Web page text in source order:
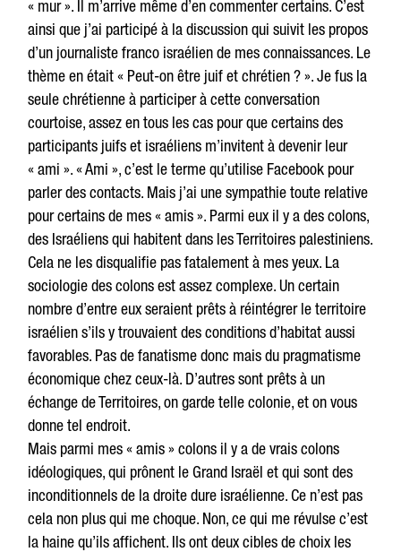
« mur ». Il m’arrive même d’en commenter certains. C’est
ainsi que j’ai participé à la discussion qui suivit les propos
d’un journaliste franco israélien de mes connaissances. Le
thème en était « Peut-on être juif et chrétien ? ». Je fus la
seule chrétienne à participer à cette conversation
courtoise, assez en tous les cas pour que certains des
participants juifs et israéliens m’invitent à devenir leur
« ami ». « Ami », c’est le terme qu’utilise Facebook pour
parler des contacts. Mais j’ai une sympathie toute relative
pour certains de mes « amis ». Parmi eux il y a des colons,
des Israéliens qui habitent dans les Territoires palestiniens.
Cela ne les disqualifie pas fatalement à mes yeux. La
sociologie des colons est assez complexe. Un certain
nombre d’entre eux seraient prêts à réintégrer le territoire
israélien s’ils y trouvaient des conditions d’habitat aussi
favorables. Pas de fanatisme donc mais du pragmatisme
économique chez ceux-là. D’autres sont prêts à un
échange de Territoires, on garde telle colonie, et on vous
donne tel endroit.
Mais parmi mes « amis » colons il y a de vrais colons
idéologiques, qui prônent le Grand Israël et qui sont des
inconditionnels de la droite dure israélienne. Ce n’est pas
cela non plus qui me choque. Non, ce qui me révulse c’est
la haine qu’ils affichent. Ils ont deux cibles de choix les